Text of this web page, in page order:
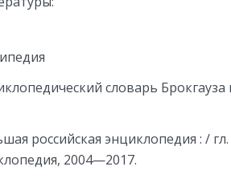
словарь Брокгауза
российская энциклопедия : /
2004—2017.